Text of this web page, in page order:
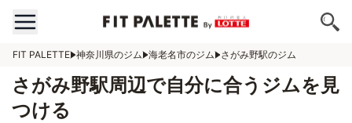
FIT PALETTE 神奈川県のジム 海老名市のジム さがみ野駅のジム
さがみ野駅周辺で自分に合うジムを見
つける